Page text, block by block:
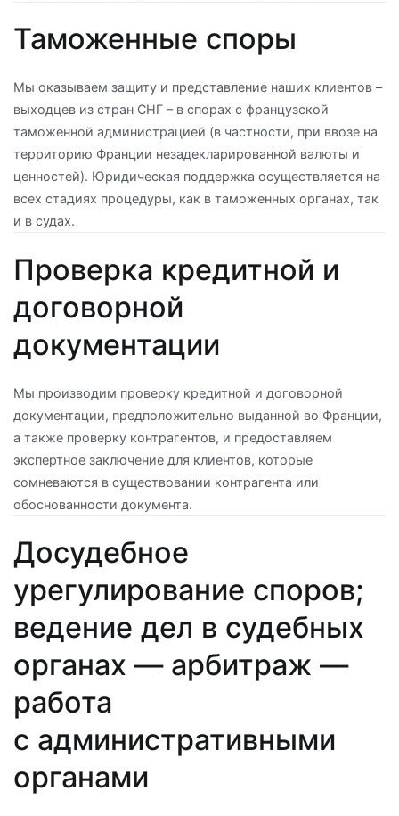
Таможенные споры
Мы оказываем защиту и представление наших клиентов –
выходцев из стран СНГ – в спорах с французской
таможенной администрацией (в частности, при ввозе на
территорию Франции незадекларированной валюты и
ценностей). Юридическая поддержка осуществляется на
всех стадиях процедуры, как в таможенных органах, так
и в судах.
Проверка кредитной и
договорной
документации
Мы производим проверку кредитной и договорной
документации, предположительно выданной во Франции,
а также проверку контрагентов, и предоставляем
экспертное заключение для клиентов, которые
сомневаются в существовании контрагента или
обоснованности документа.
Досудебное
урегулирование споров;
ведение дел в судебных
органах — арбитраж —
работа
с административными
органами